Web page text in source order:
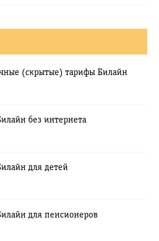
(скрытые) тарифы Билайн
без интернета
для детей
для пенсионеров